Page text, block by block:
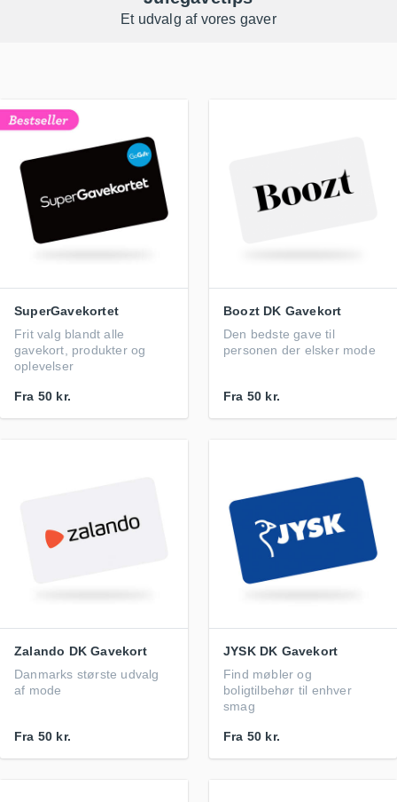
Et udvalg af vores gaver
SuperGavekortet
Frit valg blandt alle
gavekort, produkter og
oplevelser
Fra 50 kr.
Boozt DK Gavekort
Den bedste gave til
personen der elsker mode
Fra 50 kr.
Zalando DK Gavekort
Danmarks største udvalg
af mode
Fra 50 kr.
JYSK DK Gavekort
Find møbler og
boligtilbehør til enhver
smag
Fra 50 kr.